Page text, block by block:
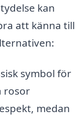
kan
att känna till
symbol för
rosor
medan